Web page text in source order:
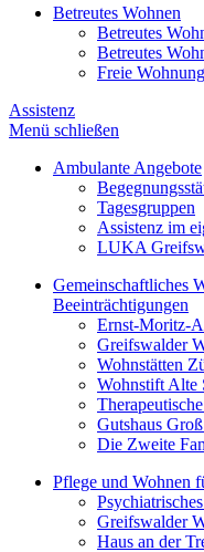
Betreutes Wohnen
Betreutes
Betreutes
Freie
Assistenz
Menü schließen
Ambulante Angebote
Tagesgruppen
Assistenz im
LUKA
Gemeinschaftliches
Beeinträchtigungen
Ernst-Moritz-
Greifswalder
Wohnstätten
Wohnstift Alte
Gutshaus
Die Zweite
Pflege und Wohnen
Greifswalder
Haus an der